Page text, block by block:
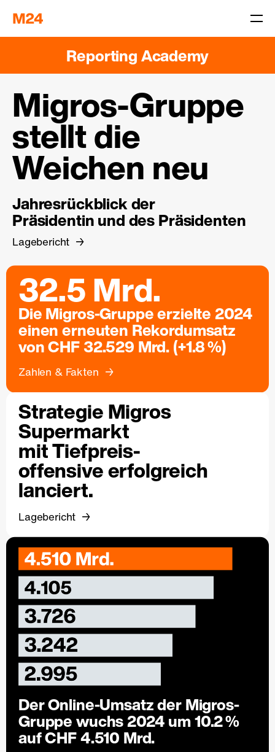
Reporting Academy
Migros-Gruppe
stellt die
Weichen neu
Jahresrückblick der
Präsidentin und des Präsidenten
Lagebericht
32.5 Mrd.
Die Migros-Gruppe erzielte 2024
einen erneuten Rekordumsatz
von CHF 32.529 Mrd. (+1.8 %)
Zahlen & Fakten
Strategie Migros
Supermarkt
mit Tiefpreis-
offensive erfolgreich
lanciert.
Lagebericht
Der Online-Umsatz der Migros-
Gruppe wuchs 2024 um 10.2 %
auf CHF 4.510 Mrd.